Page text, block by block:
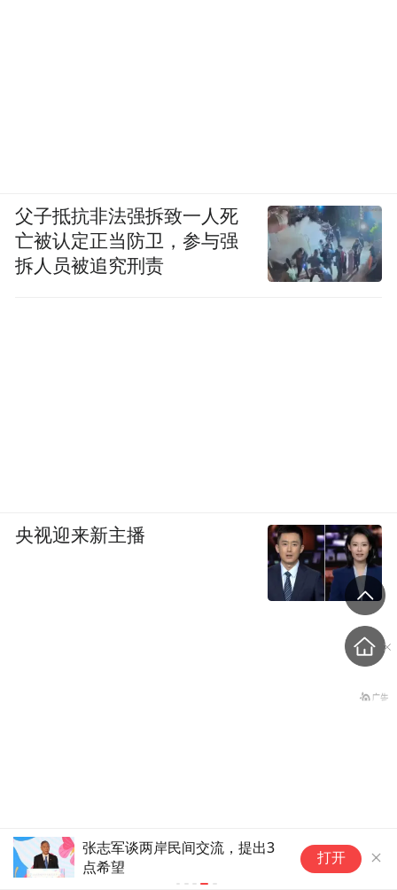
打开
父子抵抗非法强拆致一人死
亡被认定正当防卫，参与强
拆人员被追究刑责
央视迎来新主播
伊朗：与阿曼“接近”达成协
议但并不意味重开海峡